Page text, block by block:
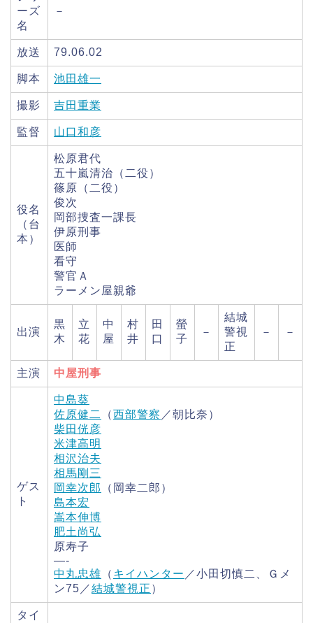
ーズ
名
－
放送 79.06.02
脚本 池田雄一
撮影 吉田重業
監督 山口和彦
役名
（台
本）
松原君代
五十嵐清治（二役）
篠原（二役）
俊次
岡部捜査一課長
伊原刑事
医師
看守
警官Ａ
ラーメン屋親爺
出演
黒
木
立
花
中
屋
村
井
田
口
螢
子
－
結城
警視
正
－ －
主演 中屋刑事
ゲス
ト
中島葵
佐原健二
（西部警察 ／朝比奈）
柴田侊彦
米津高明
相沢治夫
相馬剛三
岡幸次郎
（岡幸二郎）
島本宏
嵩本伸博
肥土尚弘
原寿子
—-
中丸忠雄 （ キイハンター ／小田切慎二、Ｇメ
ン75／結城警視正 ）
タイ